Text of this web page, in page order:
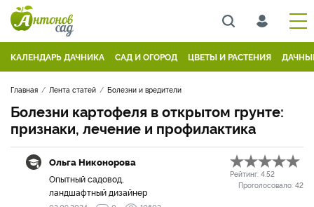
КАЛЕНДАРЬ ДАЧНИКА САД И ОГОРОД ЦВЕТЫ И РАСТЕНИЯ
Главная Лента статей Болезни и вредители
Болезни картофеля в открытом грунте:
признаки, лечение и профилактика
Ольга Никонорова
Опытный садовод,
ландшафтный дизайнер
Рейтинг: 4.52
Проголосовало: 42